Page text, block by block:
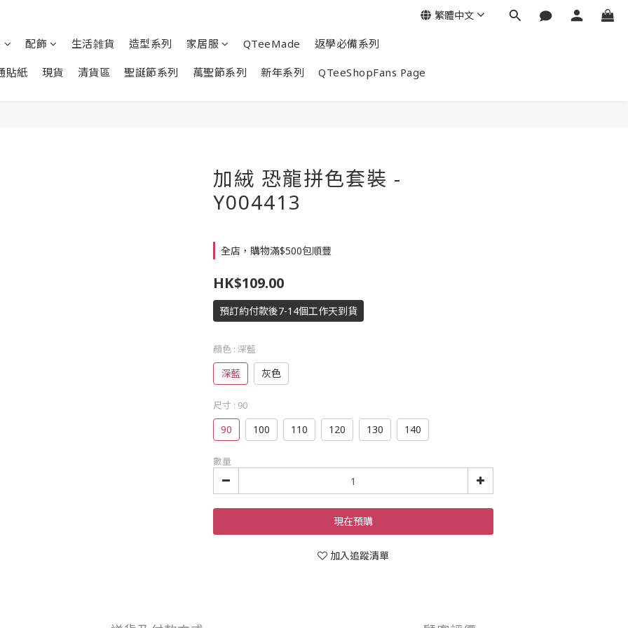
配飾 生活雑貨 造型系列 家居服 QTeeMade 返學必備系列
貼紙 現貨 清貨區 聖誕節系列 萬聖節系列 新年系列 QTeeShopFans Page
繁體中文
加絨 恐龍拼色套裝 -
Y004413
全店，購物滿$500包順豐
HK$109.00
預訂約付款後7-14個工作天到貨
顏色 : 深藍
深藍 灰色
尺寸 : 90
90 100 110 120 130 140
數量
現在預購
加入追蹤清單